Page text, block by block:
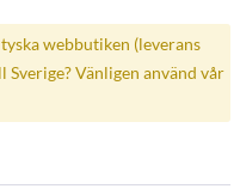
webbutiken (leverans
Vänligen använd vår